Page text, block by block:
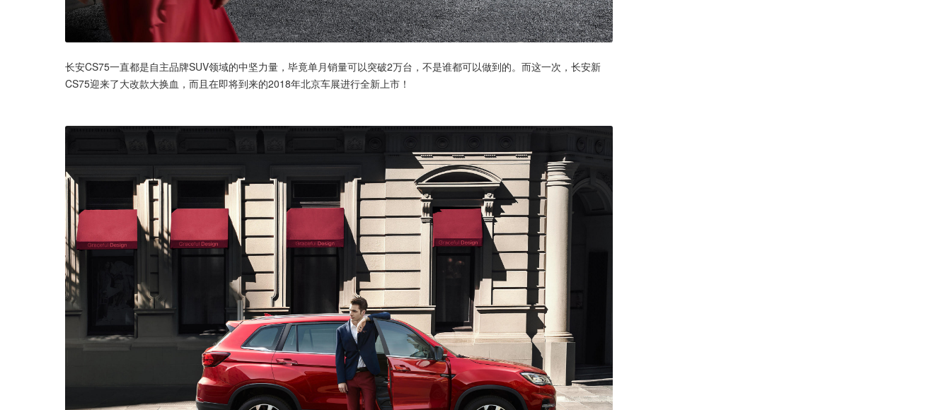
长安CS75一直都是自主品牌SUV领域的中坚力量，毕竟单月销量可以突破2万台，不是谁都可以做到的。而这一次，长安新
CS75迎来了大改款大换血，而且在即将到来的2018年北京车展进行全新上市！